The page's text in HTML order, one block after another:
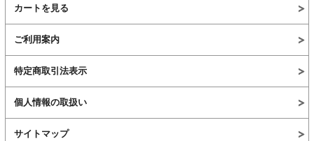
カートを見る
ご利用案内
特定商取引法表示
個人情報の取扱い
サイトマップ